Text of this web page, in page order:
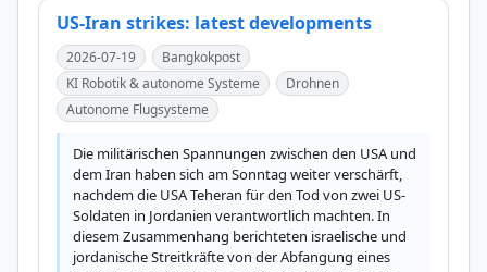
US-Iran strikes: latest developments
2026-07-19
Bangkokpost
KI Robotik & autonome Systeme
Drohnen
Autonome Flugsysteme
Die militärischen Spannungen zwischen den USA und
dem Iran haben sich am Sonntag weiter verschärft,
nachdem die USA Teheran für den Tod von zwei US-
Soldaten in Jordanien verantwortlich machten. In
diesem Zusammenhang berichteten israelische und
jordanische Streitkräfte von der Abfangung eines